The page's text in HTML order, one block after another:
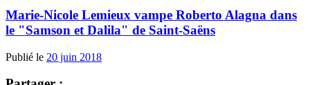
Marie-Nicole Lemieux vampe Roberto Alagna dans
le "Samson et Dalila" de Saint-Saëns
Publié le 20 juin 2018